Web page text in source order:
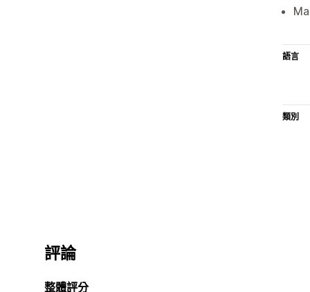
語言
類別
評論
整體評分